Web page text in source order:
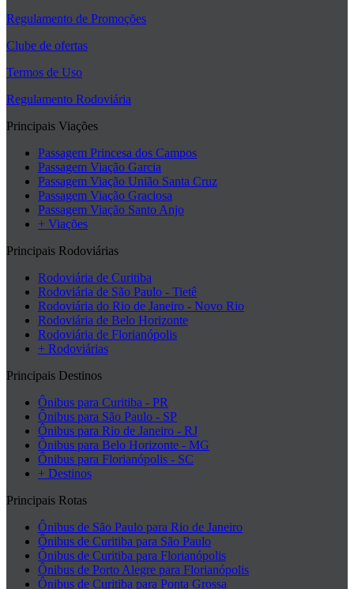
Regulamento de Promoções
Clube de ofertas
Termos de Uso
Regulamento Rodoviária
Principais Viações
Passagem Princesa dos Campos
Passagem Viação Garcia
Passagem Viação União Santa Cruz
Passagem Viação Graciosa
Passagem Viação Santo Anjo
+ Viações
Principais Rodoviárias
Rodoviária de Curitiba
Rodoviária de São Paulo - Tietê
Rodoviária do Rio de Janeiro - Novo Rio
Rodoviária de Belo Horizonte
Rodoviária de Florianópolis
+ Rodoviárias
Principais Destinos
Ônibus para Curitiba - PR
Ônibus para São Paulo - SP
Ônibus para Rio de Janeiro - RJ
Ônibus para Belo Horizonte - MG
Ônibus para Florianópolis - SC
+ Destinos
Principais Rotas
Ônibus de São Paulo para Rio de Janeiro
Ônibus de Curitiba para São Paulo
Ônibus de Curitiba para Florianópolis
Ônibus de Porto Alegre para Florianópolis
Ônibus de Curitiba para Ponta Grossa